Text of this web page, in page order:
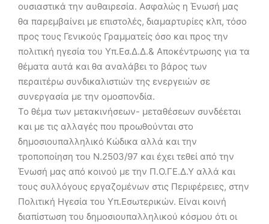
ουσιαστικά την αυθαιρεσία. Ασφαλώς η Ένωσή μας
θα παρεμβαίνει με επιστολές, διαμαρτυρίες κλπ, τόσο
προς τους Γενικούς Γραμματείς όσο και προς την
πολιτική ηγεσία του Υπ.Εσ.Δ.Δ.& Αποκέντρωσης για τα
θέματα αυτά και θα αναλάβει το βάρος των
περαιτέρω συνδικαλιστιών της ενεργειών σε
συνεργασία με την ομοσπονδία.
Το θέμα των μετακινήσεων- μεταθέσεων συνδέεται
και με τις αλλαγές που προωθούνται στο
δημοσιουπαλληλικό Κώδικα αλλά και την
τροποποίηση του Ν.2503/97 και έχει τεθεί από την
Ένωσή μας από κοινού με την Π.Ο.ΓΕ.Δ.Υ αλλά και
τους συλλόγους εργαζομένων στις Περιφέρειες, στην
Πολιτική Ηγεσία του Υπ.Εσωτερικών. Είναι κοινή
διαπίστωση του δημοσιουπαλληλικού κόσμου ότι οι